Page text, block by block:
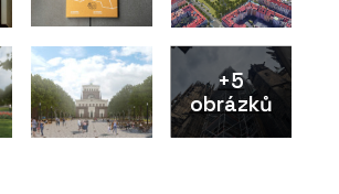
+5
obrázků